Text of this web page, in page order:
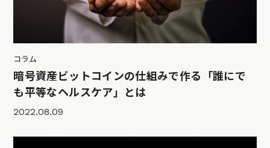
コラム
暗号資産ビットコインの仕組みで作る「誰にで
も平等なヘルスケア」とは
2022.08.09